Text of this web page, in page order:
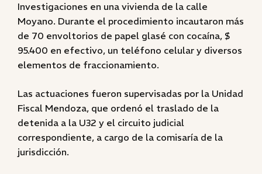
Investigaciones en una vivienda de la calle
Moyano. Durante el procedimiento incautaron más
de 70 envoltorios de papel glasé con cocaína, $
95.400 en efectivo, un teléfono celular y diversos
elementos de fraccionamiento.
Las actuaciones fueron supervisadas por la Unidad
Fiscal Mendoza, que ordenó el traslado de la
detenida a la U32 y el circuito judicial
correspondiente, a cargo de la comisaría de la
jurisdicción.